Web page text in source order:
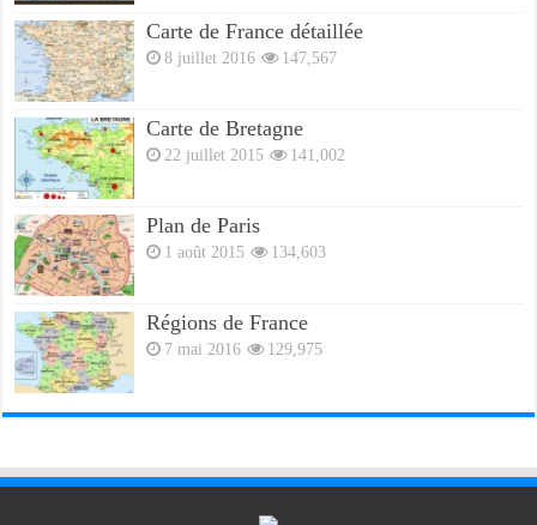
Carte de France détaillée
8 juillet 2016 147,567
Carte de Bretagne
22 juillet 2015 141,002
Plan de Paris
1 août 2015 134,603
Régions de France
7 mai 2016 129,975